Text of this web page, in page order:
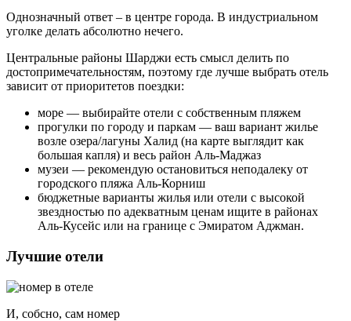
Однозначный ответ – в центре города. В индустриальном
уголке делать абсолютно нечего.
Центральные районы Шарджи есть смысл делить по
достопримечательностям, поэтому где лучше выбрать отель
зависит от приоритетов поездки:
море — выбирайте отели с собственным пляжем
прогулки по городу и паркам — ваш вариант жилье
возле озера/лагуны Халид (на карте выглядит как
большая капля) и весь район Аль-Маджаз
музеи — рекомендую остановиться неподалеку от
городского пляжа Аль-Корниш
бюджетные варианты жилья или отели с высокой
звездностью по адекватным ценам ищите в районах
Аль-Кусейс или на границе с Эмиратом Аджман.
Лучшие отели
И, собсно, сам номер